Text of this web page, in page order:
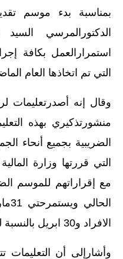
بمناسبة بدء موسم
الدكتورالمرسي
استمرارالعمل بكافة
التي تم اتخاذها العام
وقال إنه أصدرتعليمات
منشورتذكيري بهذه
الضريبية بجميع أنحاء
التي قررتها وزارة
مع إقراراتهم للموسم
الافراد و30 ابريل بالنسبة للشركات.
وأشارإلى أن